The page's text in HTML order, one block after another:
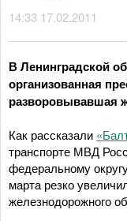
14:33 17.02.2011
В Ленинградской
организованная
разворовывавшая
Как рассказали
транспорте МВД
федеральному
марта резко
железнодорожного